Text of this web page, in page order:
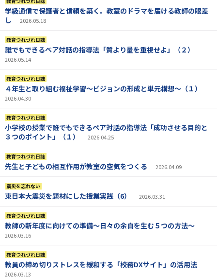
学級通信で保護者と信頼を築く。教室のドラマを届ける教師の眼差
し
2026.05.18
教育つれづれ日誌
誰でもできるペア対話の指導法「質より量を重視せよ」（２）
2026.05.14
教育つれづれ日誌
４年生と取り組む福祉学習～ビジョンの形成と単元構想～（１）
2026.04.30
教育つれづれ日誌
小学校の授業で誰でもできるペア対話の指導法「成功させる目的と
３つのポイント」（１）
2026.04.25
教育つれづれ日誌
先生と子どもの相互作用が教室の空気をつくる 2026.04.09
震災を忘れない
東日本大震災を題材にした授業実践（6） 2026.03.31
教育つれづれ日誌
教師の新年度に向けての準備〜日々の余白を生む５つの方法〜
2026.03.16
教育つれづれ日誌
教員の締め切りストレスを緩和する「校務DXサイト」の活用法
2026.03.13